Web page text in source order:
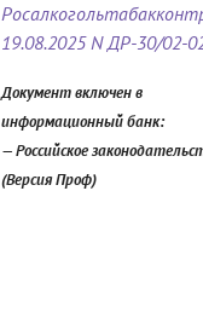
19.08.2025 N ДР-30/02-
Документ включен в
информационный банк:
— Российское
(Версия Проф)